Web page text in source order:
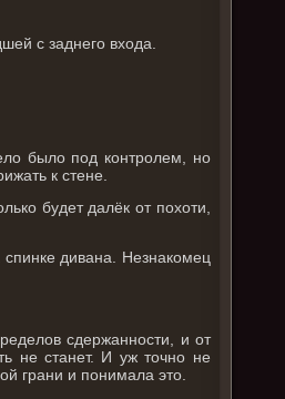
с заднего входа.
было под контролем, но
к стене.
будет далёк от похоти,
дивана. Незнакомец
сдержанности, и от
не станет. И уж точно не
грани и понимала это.